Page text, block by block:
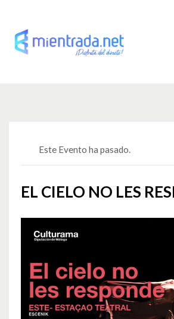
Este Evento ha pasado.
EL CIELO NO LES